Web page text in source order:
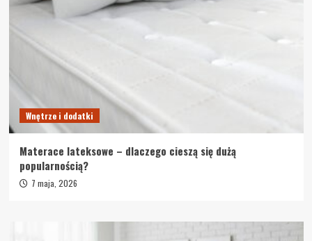
Wnętrze i dodatki
Materace lateksowe – dlaczego cieszą się dużą
popularnością?
7 maja, 2026